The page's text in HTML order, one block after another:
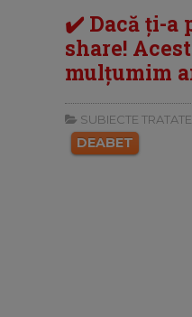
✔️ Dacă ți-a
share!
mulțumim
SUBIECTE
DEABET